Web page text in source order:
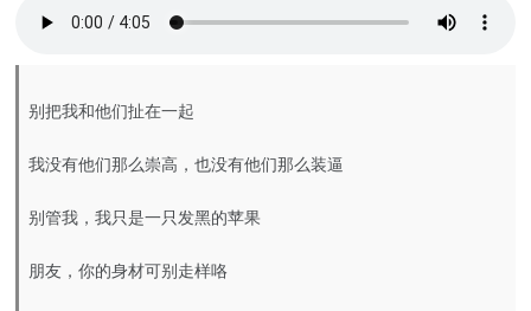
别把我和他们扯在一起
我没有他们那么崇高，也没有他们那么装逼
别管我，我只是一只发黑的苹果
朋友，你的身材可别走样咯